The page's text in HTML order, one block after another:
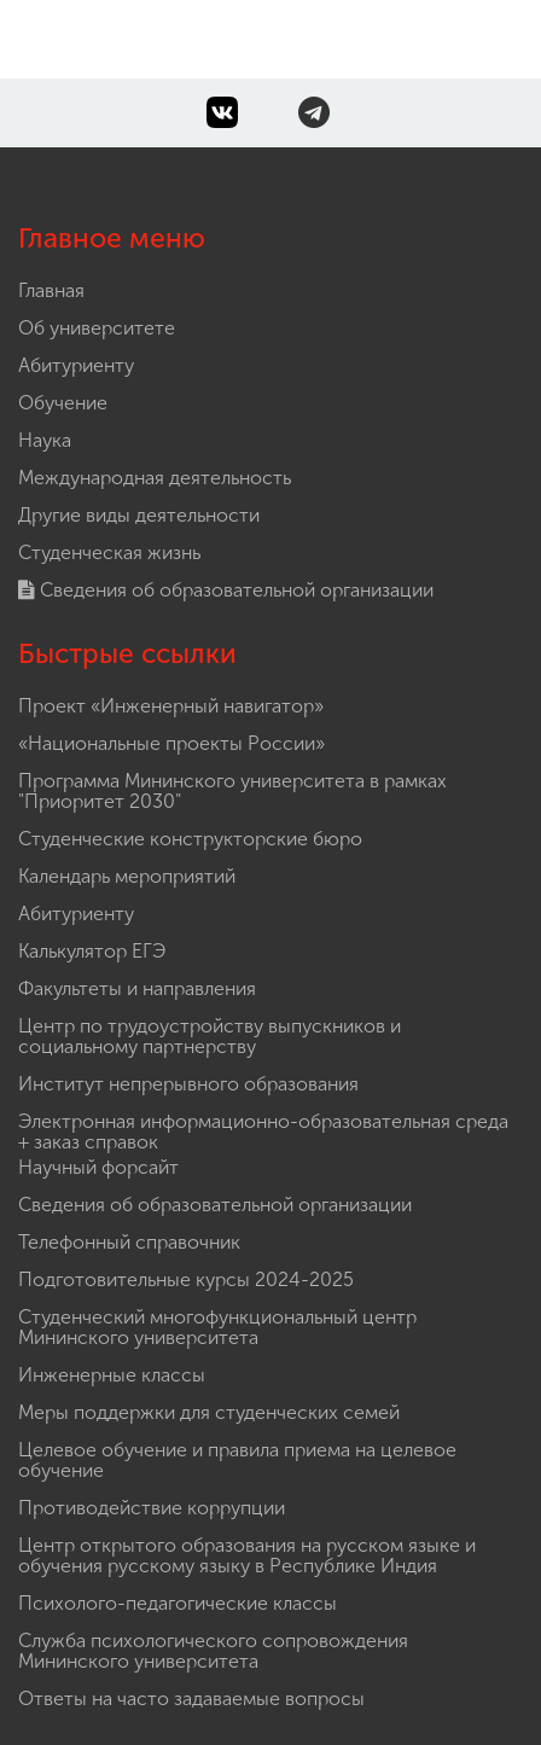
Главное меню
Главная
Об университете
Абитуриенту
Обучение
Наука
Международная деятельность
Другие виды деятельности
Студенческая жизнь
Сведения об образовательной организации
Быстрые ссылки
Проект «Инженерный навигатор»
«Национальные проекты России»
Программа Мининского университета в рамках
"Приоритет 2030"
Студенческие конструкторские бюро
Календарь мероприятий
Абитуриенту
Калькулятор ЕГЭ
Факультеты и направления
Центр по трудоустройству выпускников и
социальному партнерству
Институт непрерывного образования
Электронная информационно-образовательная среда
+ заказ справок
Научный форсайт
Сведения об образовательной организации
Телефонный справочник
Подготовительные курсы 2024-2025
Студенческий многофункциональный центр
Мининского университета
Инженерные классы
Меры поддержки для студенческих семей
Целевое обучение и правила приема на целевое
обучение
Противодействие коррупции
Центр открытого образования на русском языке и
обучения русскому языку в Республике Индия
Психолого-педагогические классы
Служба психологического сопровождения
Мининского университета
Ответы на часто задаваемые вопросы